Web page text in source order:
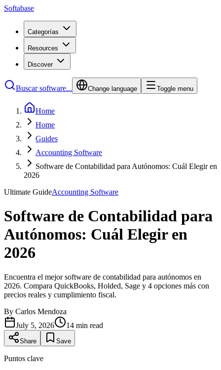
Softabase
Categorías
Resources
Discover
Buscar software... Change language Toggle menu
Home
Home
Guides
Accounting Software
Software de Contabilidad para Autónomos: Cuál Elegir en
2026
Ultimate GuideAccounting Software
Software de Contabilidad para
Autónomos: Cuál Elegir en
2026
Encuentra el mejor software de contabilidad para autónomos en
2026. Compara QuickBooks, Holded, Sage y 4 opciones más con
precios reales y cumplimiento fiscal.
By Carlos Mendoza
July 5, 2026
14 min read
Share Save
Puntos clave